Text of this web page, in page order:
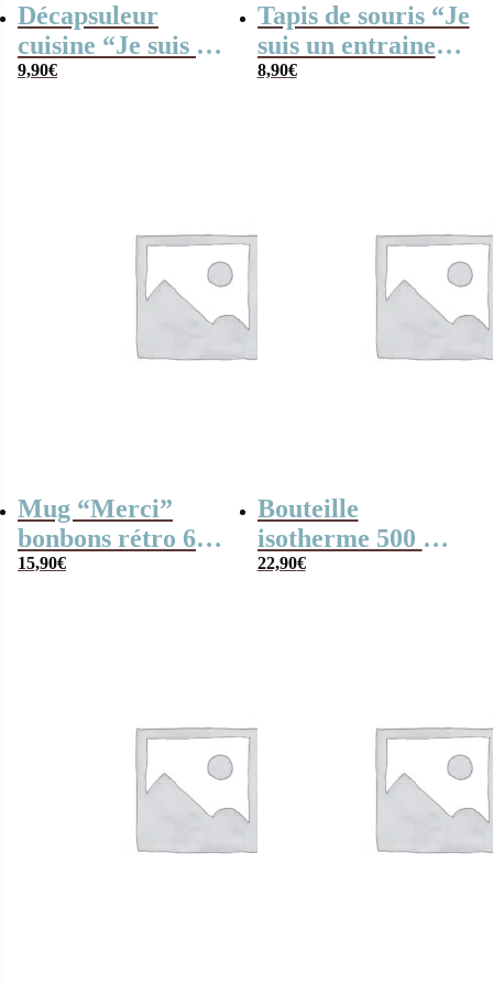
Décapsuleur
cuisine “Je suis un
entraîneur de foot
9,90€
Tapis de souris “Je
suis un entraineur
de foot qui
8,90€
Mug “Merci”
bonbons rétro 60 –
Collection arc-en-
15,90€
Bouteille
isotherme 500 ml
“Je suis un
22,90€